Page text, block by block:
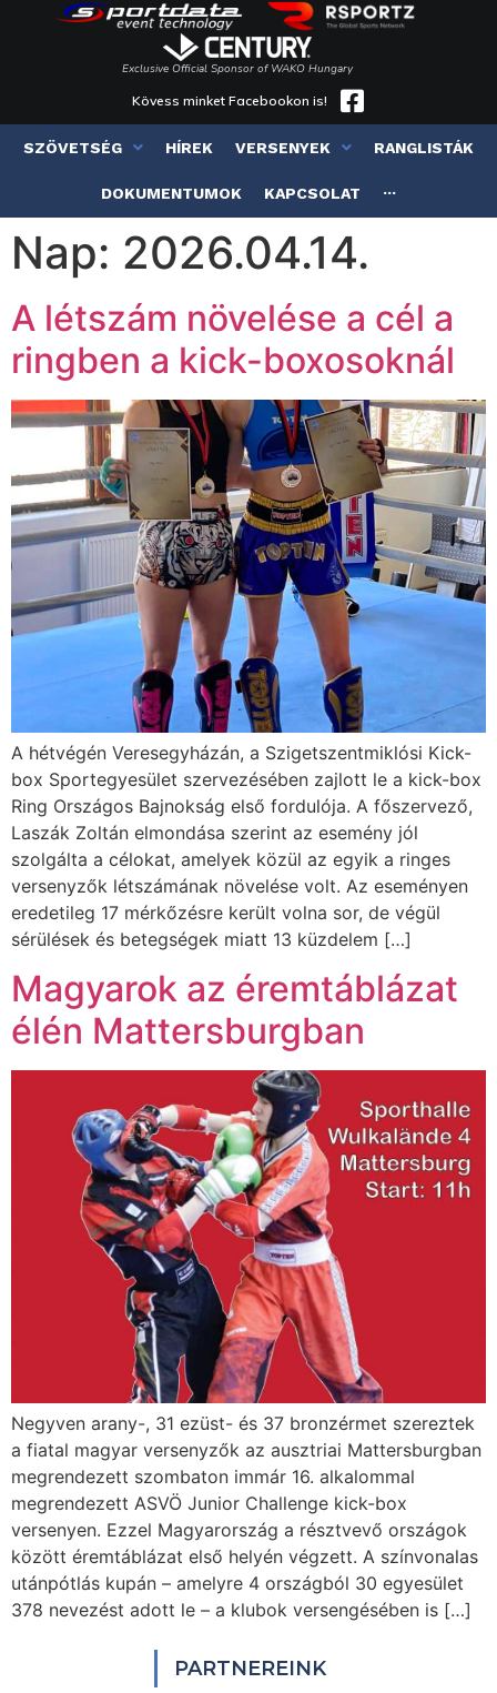
Exclusive Official Sponsor of WAKO Hungary
Kövess minket Facebookon is!
SZÖVETSÉG HÍREK VERSENYEK RANGLISTÁK
DOKUMENTUMOK KAPCSOLAT ···
Nap: 2026.04.14.
A létszám növelése a cél a
ringben a kick-boxosoknál
A hétvégén Veresegyházán, a Szigetszentmiklósi Kick-
box Sportegyesület szervezésében zajlott le a kick-box
Ring Országos Bajnokság első fordulója. A főszervező,
Laszák Zoltán elmondása szerint az esemény jól
szolgálta a célokat, amelyek közül az egyik a ringes
versenyzők létszámának növelése volt. Az eseményen
eredetileg 17 mérkőzésre került volna sor, de végül
sérülések és betegségek miatt 13 küzdelem […]
Magyarok az éremtáblázat
élén Mattersburgban
Negyven arany-, 31 ezüst- és 37 bronzérmet szereztek
a fiatal magyar versenyzők az ausztriai Mattersburgban
megrendezett szombaton immár 16. alkalommal
megrendezett ASVÖ Junior Challenge kick-box
versenyen. Ezzel Magyarország a résztvevő országok
között éremtáblázat első helyén végzett. A színvonalas
utánpótlás kupán – amelyre 4 országból 30 egyesület
378 nevezést adott le – a klubok versengésében is […]
PARTNEREINK